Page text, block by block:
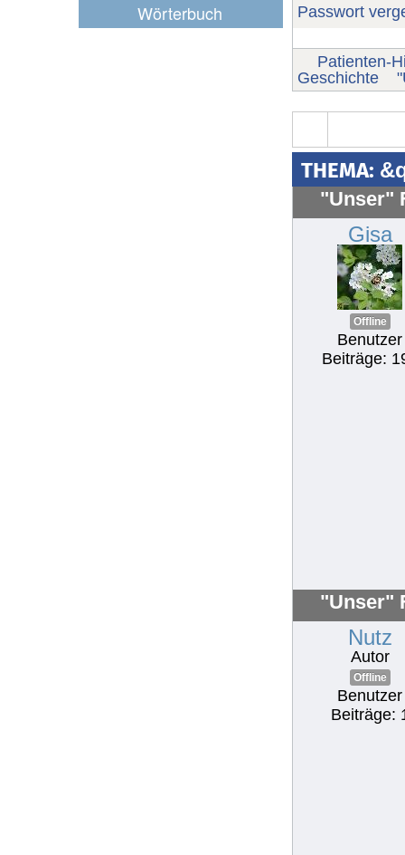
Wörterbuch
Passwort
Patienten-
Geschichte
THEMA:
"Unser"
Gisa
Offline
Benutzer
Beiträge:
"Unser"
Nutz
Autor
Offline
Benutzer
Beiträge: